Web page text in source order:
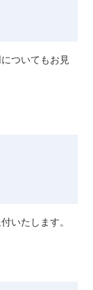
ついてもお見
いたします。